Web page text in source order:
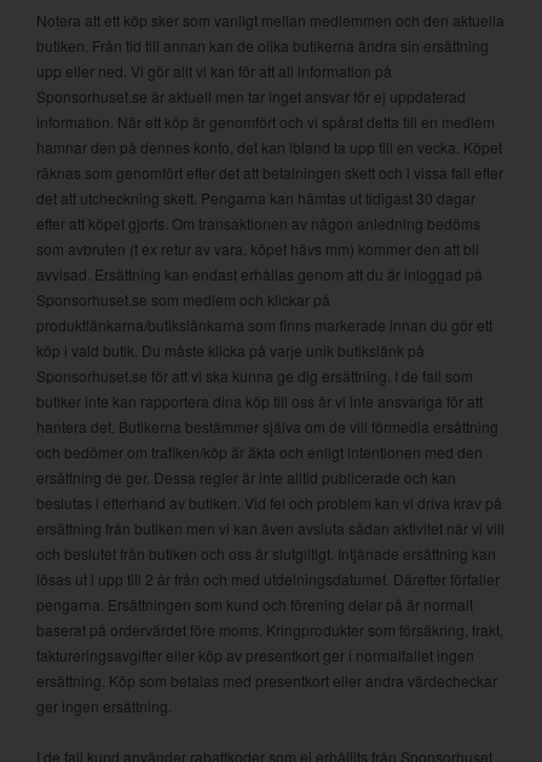
Notera att ett köp sker som vanligt mellan medlemmen och den aktuella
butiken. Från tid till annan kan de olika butikerna ändra sin ersättning
upp eller ned. Vi gör allt vi kan för att all information på
Sponsorhuset.se är aktuell men tar inget ansvar för ej uppdaterad
information. När ett köp är genomfört och vi spårat detta till en medlem
hamnar den på dennes konto, det kan ibland ta upp till en vecka. Köpet
räknas som genomfört efter det att betalningen skett och i vissa fall efter
det att utcheckning skett. Pengarna kan hämtas ut tidigast 30 dagar
efter att köpet gjorts. Om transaktionen av någon anledning bedöms
som avbruten (t ex retur av vara, köpet hävs mm) kommer den att bli
avvisad. Ersättning kan endast erhållas genom att du är inloggad på
Sponsorhuset.se som medlem och klickar på
produktlänkarna/butikslänkarna som finns markerade innan du gör ett
köp i vald butik. Du måste klicka på varje unik butikslänk på
Sponsorhuset.se för att vi ska kunna ge dig ersättning. I de fall som
butiker inte kan rapportera dina köp till oss är vi inte ansvariga för att
hantera det. Butikerna bestämmer själva om de vill förmedla ersättning
och bedömer om trafiken/köp är äkta och enligt intentionen med den
ersättning de ger. Dessa regler är inte alltid publicerade och kan
beslutas i efterhand av butiken. Vid fel och problem kan vi driva krav på
ersättning från butiken men vi kan även avsluta sådan aktivitet när vi vill
och beslutet från butiken och oss är slutgiltigt. Intjänade ersättning kan
lösas ut i upp till 2 år från och med utdelningsdatumet. Därefter förfaller
pengarna. Ersättningen som kund och förening delar på är normalt
baserat på ordervärdet före moms. Kringprodukter som försäkring, frakt,
faktureringsavgifter eller köp av presentkort ger i normalfallet ingen
ersättning. Köp som betalas med presentkort eller andra värdecheckar
ger ingen ersättning.
I de fall kund använder rabattkoder som ej erhållits från Sponsorhuset